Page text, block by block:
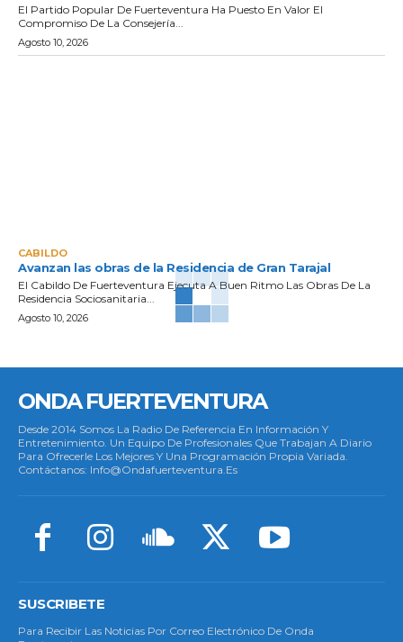
El Partido Popular De Fuerteventura Ha Puesto En Valor El
Compromiso De La Consejería...
Agosto 10, 2026
CABILDO
Avanzan las obras de la Residencia de Gran Tarajal
El Cabildo De Fuerteventura Ejecuta A Buen Ritmo Las Obras De La
Residencia Sociosanitaria...
Agosto 10, 2026
ONDA FUERTEVENTURA
Desde 2014 Somos La Radio De Referencia En Información Y
Entretenimiento. Un Equipo De Profesionales Que Trabajan A Diario
Para Ofrecerle Los Mejores Y Una Programación Propia Variada.
Contáctanos: Info@ondafuerteventura.es
SUSCRIBETE
Para Recibir Las Noticias Por Correo Electrónico De Onda